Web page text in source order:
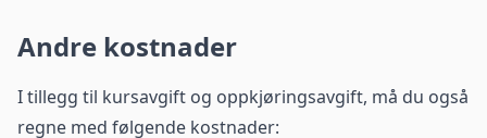
Andre kostnader
I tillegg til kursavgift og oppkjøringsavgift, må du også
regne med følgende kostnader: